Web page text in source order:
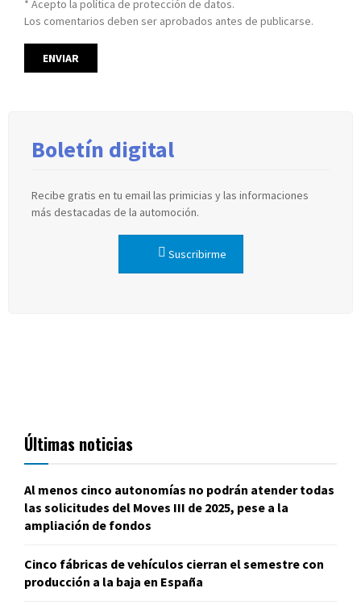
* Acepto la política de protección de datos.
Los comentarios deben ser aprobados antes de publicarse.
Boletín digital
Recibe gratis en tu email las primicias y las informaciones
más destacadas de la automoción.
Suscribirme
Últimas noticias
Al menos cinco autonomías no podrán atender todas
las solicitudes del Moves III de 2025, pese a la
ampliación de fondos
Cinco fábricas de vehículos cierran el semestre con
producción a la baja en España